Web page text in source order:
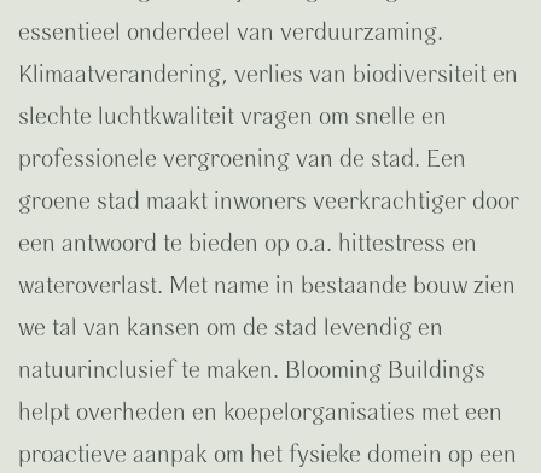
essentieel onderdeel van verduurzaming.
Klimaatverandering, verlies van biodiversiteit en
slechte luchtkwaliteit vragen om snelle en
professionele vergroening van de stad. Een
groene stad maakt inwoners veerkrachtiger door
een antwoord te bieden op o.a. hittestress en
wateroverlast. Met name in bestaande bouw zien
we tal van kansen om de stad levendig en
natuurinclusief te maken. Blooming Buildings
helpt overheden en koepelorganisaties met een
proactieve aanpak om het fysieke domein op een